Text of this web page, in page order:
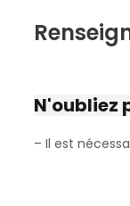
N'oubliez
– Il est